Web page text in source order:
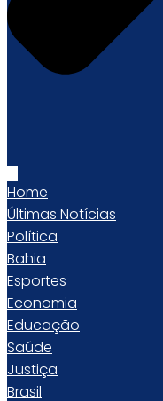
Home
Últimas Notícias
Política
Bahia
Esportes
Economia
Educação
Saúde
Justiça
Brasil